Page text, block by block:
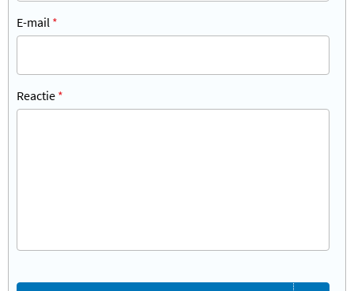
E-mail *
Reactie *